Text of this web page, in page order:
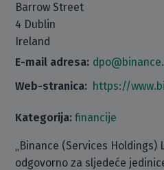
Barrow Street
4 Dublin
Ireland
E-mail adresa:
Web-stranica: https://
Kategorija: financije
„Binance (Services Holdings)
odgovorno za sljedeće